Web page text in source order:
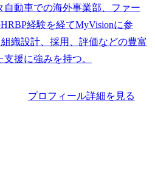
動車での海外事業部、ファー
経験を経てMyVisionに参
織設計、採用、評価などの豊富
援に強みを持つ。
プロフィール詳細を見る